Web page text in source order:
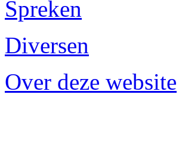
Spreken
Diversen
Over deze website